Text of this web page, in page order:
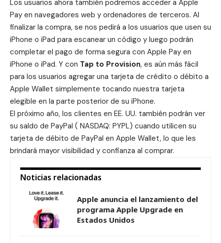
Los usuarios ahora también podremos acceder a Apple
Pay en navegadores web y ordenadores de terceros. Al
finalizar la compra, se nos pedirá a los usuarios que usen su
iPhone o iPad para escanear un código y luego podrán
completar el pago de forma segura con Apple Pay en
iPhone o iPad. Y con Tap to Provision, es aún más fácil
para los usuarios agregar una tarjeta de crédito o débito a
Apple Wallet simplemente tocando nuestra tarjeta
elegible en la parte posterior de su iPhone.
El próximo año, los clientes en EE. UU. también podrán ver
su saldo de PayPal ( NASDAQ: PYPL) cuando utilicen su
tarjeta de débito de PayPal en Apple Wallet, lo que les
brindará mayor visibilidad y confianza al comprar.
Noticias relacionadas
Apple anuncia el lanzamiento del
programa Apple Upgrade en
Estados Unidos